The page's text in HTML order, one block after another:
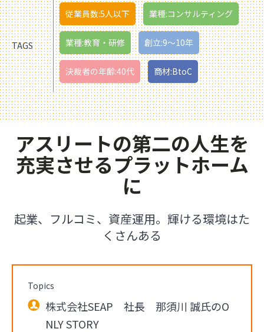
TAGS
従業員数:5人以下 業種:コンサルティング
業種:教育・研修 創立:9〜10年
決裁者の年齢:40代 商材:BtoC
アスリートの第二の人生を
充実させるプラットホーム
に
起業、フルコミ、資産運用。輝ける環境はた
くさんある
Topics
株式会社SEAP 社長 那須川 誠氏のO
NLY STORY